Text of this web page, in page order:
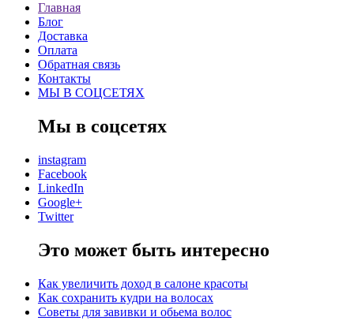
Главная
Блог
Доставка
Оплата
Обратная связь
Контакты
МЫ В СОЦСЕТЯХ
Мы в соцсетях
instagram
Facebook
LinkedIn
Google+
Twitter
Это может быть интересно
Как увеличить доход в салоне красоты
Как сохранить кудри на волосах
Советы для завивки и обьема волос